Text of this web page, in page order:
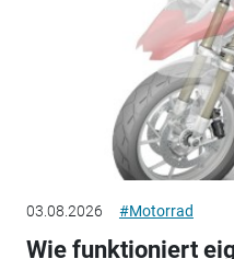
03.08.2026 #Motorrad
Wie funktioniert